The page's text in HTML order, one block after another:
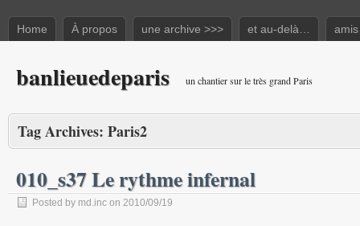
Home À propos une archive >>> et au-delà…
banlieuedeparis un chantier sur le très grand Paris
Tag Archives: Paris2
010_s37 Le rythme infernal
Posted by md.inc on 2010/09/19